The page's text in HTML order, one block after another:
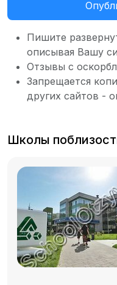
Пишите
описывая Вашу
Отзывы с
Запрещается
других сайтов -
Школы